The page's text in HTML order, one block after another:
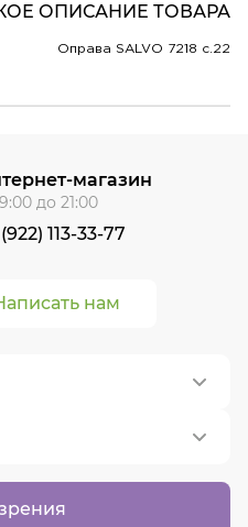
ОПИСАНИЕ ТОВАРА
Оправа SALVO 7218 c.22
нам
магазин
до 21:00
113-33-77